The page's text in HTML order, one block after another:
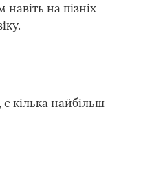
на пізніх
кілька найбільш